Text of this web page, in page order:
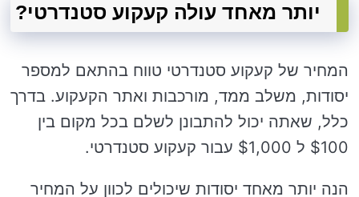
יותר מאחד עולה קעקוע סטנדרטי?
המחיר של קעקוע סטנדרטי טווח בהתאם למספר
יסודות, משלב ממד, מורכבות ואתר הקעקוע. בדרך
כלל, שאתה יכול להתבונן לשלם בכל מקום בין
$100 ל $1,000 עבור קעקוע סטנדרטי.
הנה יותר מאחד יסודות שיכולים לכוון על המחיר